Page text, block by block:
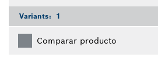
Variants: 1
Comparar producto